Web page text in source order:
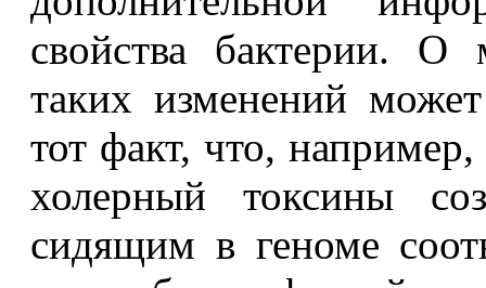
свойства бактерии. О
таких изменений
тот факт, что,
холерный токсины
сидящим в геноме